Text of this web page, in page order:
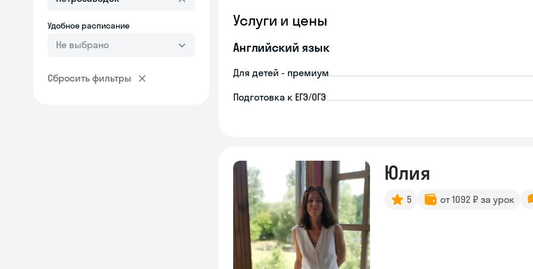
Удобное расписание
Не выбрано
Сбросить фильтры
Услуги и цены
Английский язык
Для детей - премиум
Подготовка к ЕГЭ/ОГЭ
Юлия
5 от 1092 ₽ за урок